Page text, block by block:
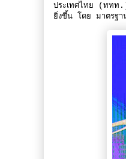
ประเทศไทย (ททท.)
ยิ่งขึ้น โดย มาตรฐา